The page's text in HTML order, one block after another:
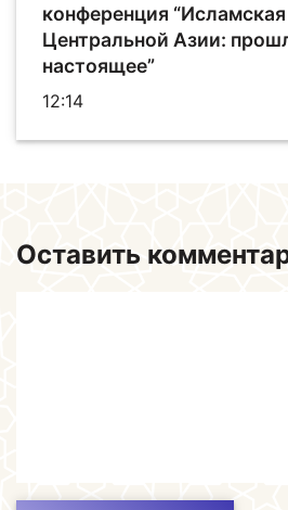
конференция
Центральной Азии:
настоящее”
12:14
Оставить